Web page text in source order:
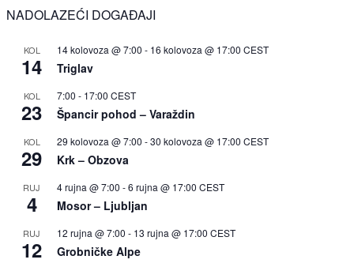
NADOLAZEĆI DOGAĐAJI
KOL
14
14 kolovoza @ 7:00 - 16 kolovoza @ 17:00 CEST
Triglav
KOL
23
7:00 - 17:00 CEST
Špancir pohod – Varaždin
KOL
29
29 kolovoza @ 7:00 -30 kolovoza @ 17:00 CEST
Krk – Obzova
RUJ
4
4 rujna @ 7:00 -6 rujna @ 17:00 CEST
Mosor – Ljubljan
RUJ
12
12 rujna @ 7:00 - 13 rujna @ 17:00 CEST
Grobničke Alpe